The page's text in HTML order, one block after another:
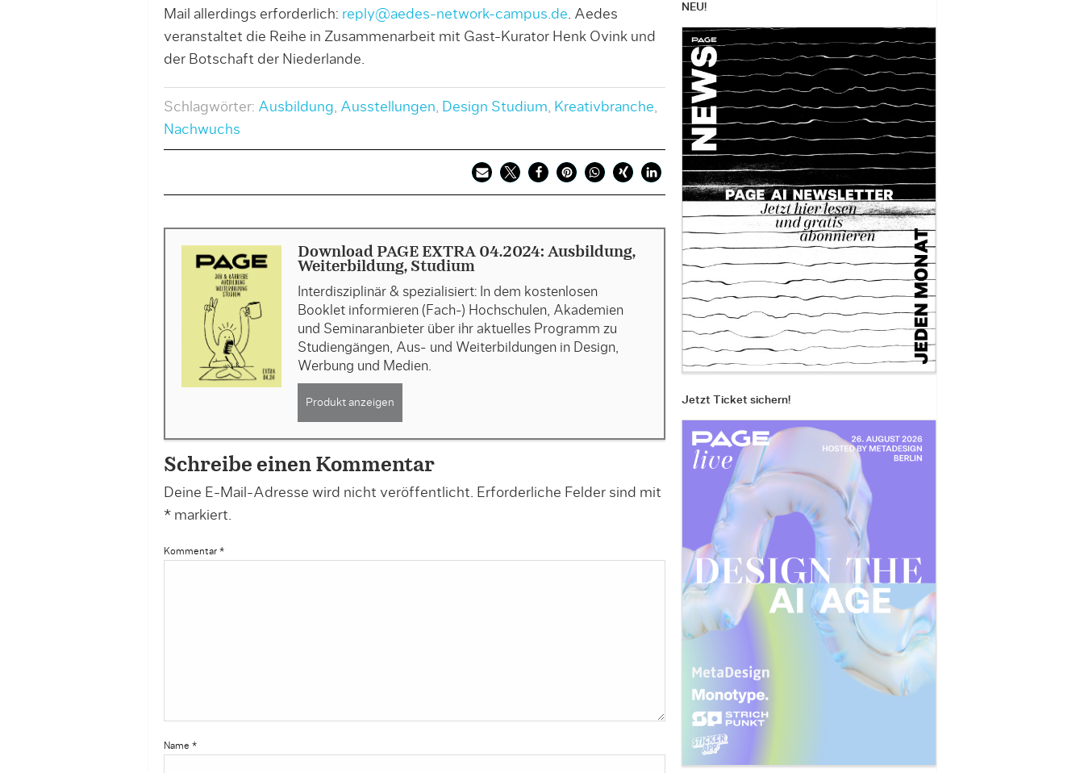
Mail allerdings erforderlich: reply@aedes-network-campus.de. Aedes
veranstaltet die Reihe in Zusammenarbeit mit Gast-Kurator Henk Ovink und
der Botschaft der Niederlande.
Schlagwörter: Ausbildung, Ausstellungen, Design Studium, Kreativbranche,
Nachwuchs
Download PAGE EXTRA 04.2024: Ausbildung,
Weiterbildung, Studium
Interdisziplinär & spezialisiert: In dem kostenlosen
Booklet informieren (Fach-) Hochschulen, Akademien
und Seminaranbieter über ihr aktuelles Programm zu
Studiengängen, Aus- und Weiterbildungen in Design,
Werbung und Medien.
Produkt anzeigen
Schreibe einen Kommentar
Deine E-Mail-Adresse wird nicht veröffentlicht. Erforderliche Felder sind mit
*markiert.
Kommentar *
Name *
NEU!
Jetzt Ticket sichern!